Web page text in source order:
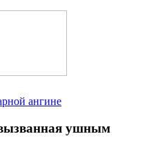
ангине
ушным